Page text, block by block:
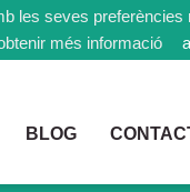
seves
més informació
BLOG